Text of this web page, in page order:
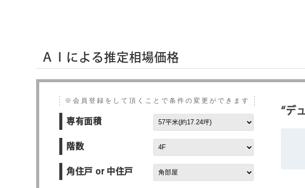
ＡＩによる推定相場価格
※会員登録をして頂くことで条件の変更ができます
専有面積
階数
角住戸 or 中住戸
“デ